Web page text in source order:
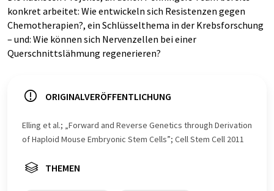
konkret arbeitet: Wie entwickeln sich Resistenzen gegen
Chemotherapien?, ein Schlüsselthema in der Krebsforschung
– und: Wie können sich Nervenzellen bei einer
Querschnittslähmung regenerieren?
ORIGINALVERÖFFENTLICHUNG
Elling et al.; „Forward and Reverse Genetics through Derivation
of Haploid Mouse Embryonic Stem Cells”; Cell Stem Cell 2011
THEMEN